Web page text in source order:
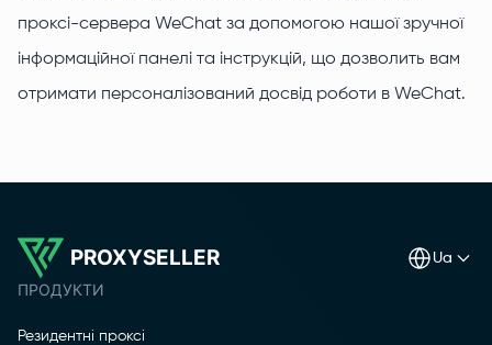
проксі-сервера WeChat за допомогою нашої зручної
інформаційної панелі та інструкцій, що дозволить вам
отримати персоналізований досвід роботи в WeChat.
PROXYSELLER ua
ПРОДУКТИ
Резидентні проксі